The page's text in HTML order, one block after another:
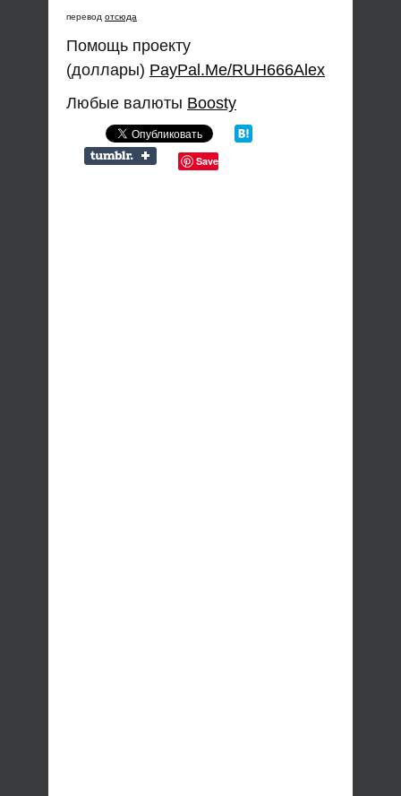
перевод отсюда
Помощь проекту
(доллары) PayPal.Me/RUH666Alex
Любые валюты Boosty
Save